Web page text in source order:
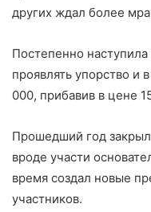
других ждал более
Постепенно
проявлять упорство и
000, прибавив в цене
Прошедший год
вроде участи
время создал новые
участников.